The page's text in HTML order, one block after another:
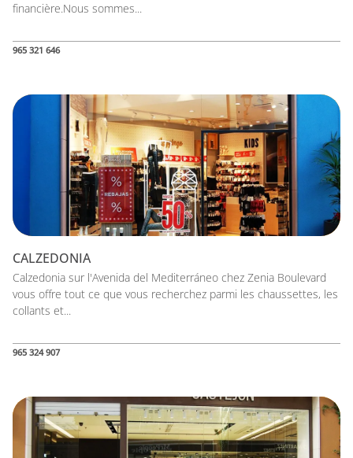
financière.Nous sommes...
965 321 646
CALZEDONIA
Calzedonia sur l'Avenida del Mediterráneo chez Zenia Boulevard
vous offre tout ce que vous recherchez parmi les chaussettes, les
collants et...
965 324 907